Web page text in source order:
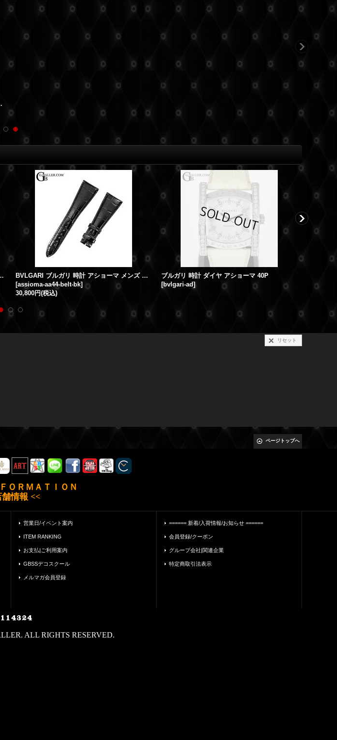
イス BR01-92-SA
計 アフターダイヤ
BVLGARI ブルガリ 時計 アショーマ メンズ AA44用 型押しクロコ レザーベルト 新品 黒
[assioma-aa44-belt-bk]
30,800円(税込)
ブルガリ 時計 ダイヤ アショーマ 40P
[bvlgari-ad] bulgari-
リセット
ページトップへ
ＯＲＭＡＴＩＯＮ
舗情報 <<
営業日/イベント案内
ITEM RANKING
お支払|ご利用案内
GBSSデコスクール
メルマガ会員登録
====== 新着/入荷情報/お知らせ ======
会員登録/クーポン
グループ会社|関連企業
特定商取引法表示
ALL RIGHTS RESERVED.